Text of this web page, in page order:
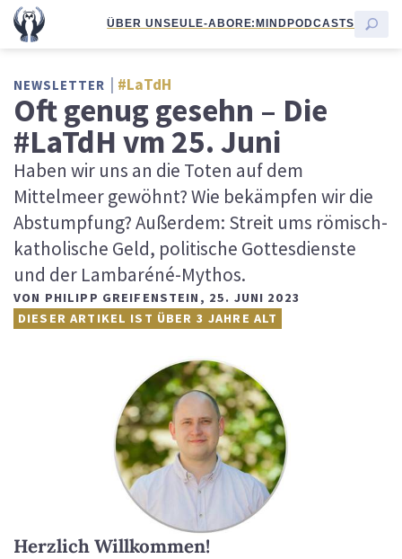
ÜBER UNSEULE-ABORE:MINDPODCASTS
NEWSLETTER #LaTdH
Oft genug gesehn – Die
#LaTdH vm 25. Juni
Haben wir uns an die Toten auf dem
Mittelmeer gewöhnt? Wie bekämpfen wir die
Abstumpfung? Außerdem: Streit ums römisch-
katholische Geld, politische Gottesdienste
und der Lambaréné-Mythos.
VON PHILIPP GREIFENSTEIN , 25. JUNI 2023
DIESER ARTIKEL IST ÜBER 3 JAHRE ALT
Herzlich Willkommen!